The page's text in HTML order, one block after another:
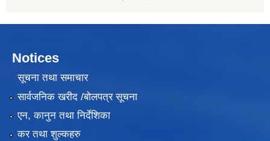
Notices
सूचना तथा समाचार
सार्वजनिक खरीद /बोलपत्र सूचना
एन, कानुन तथा निर्देशिका
कर तथा शुल्कहरु